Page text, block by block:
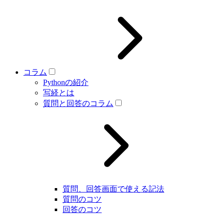
コラム
Pythonの紹介
写経とは
質問と回答のコラム
質問、回答画面で使える記法
質問のコツ
回答のコツ